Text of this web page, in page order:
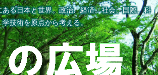
る日本と世界。政治、経済、社会、国際、科
学技術を原点から考える。